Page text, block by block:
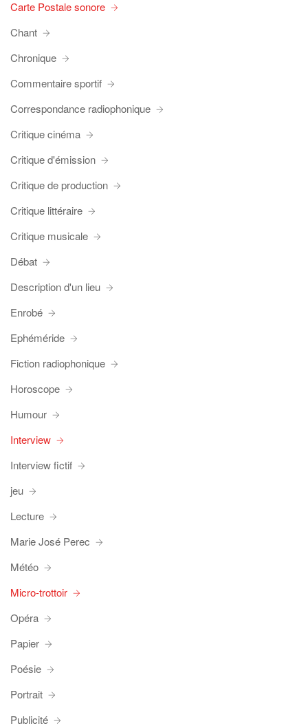
Carte Postale sonore
Chant
Chronique
Commentaire sportif
Correspondance radiophonique
Critique cinéma
Critique d'émission
Critique de production
Critique littéraire
Critique musicale
Débat
Description d'un lieu
Enrobé
Ephéméride
Fiction radiophonique
Horoscope
Humour
Interview
Interview fictif
jeu
Lecture
Marie José Perec
Météo
Micro-trottoir
Opéra
Papier
Poésie
Portrait
Publicité